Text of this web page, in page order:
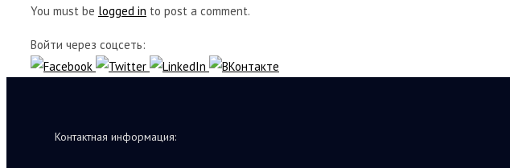
You must be logged in to post a comment.
Войти через соцсеть:
Контактная информация: